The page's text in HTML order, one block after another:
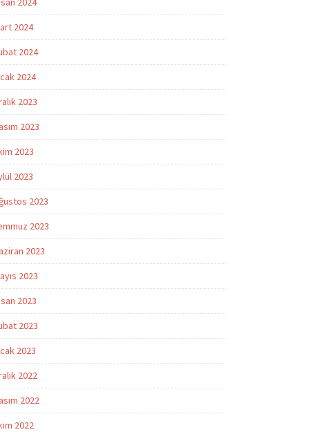
2024
2024
2024
2023
2023
2023
2023
2023
2023
2023
2023
2023
2023
2023
2022
2022
2022